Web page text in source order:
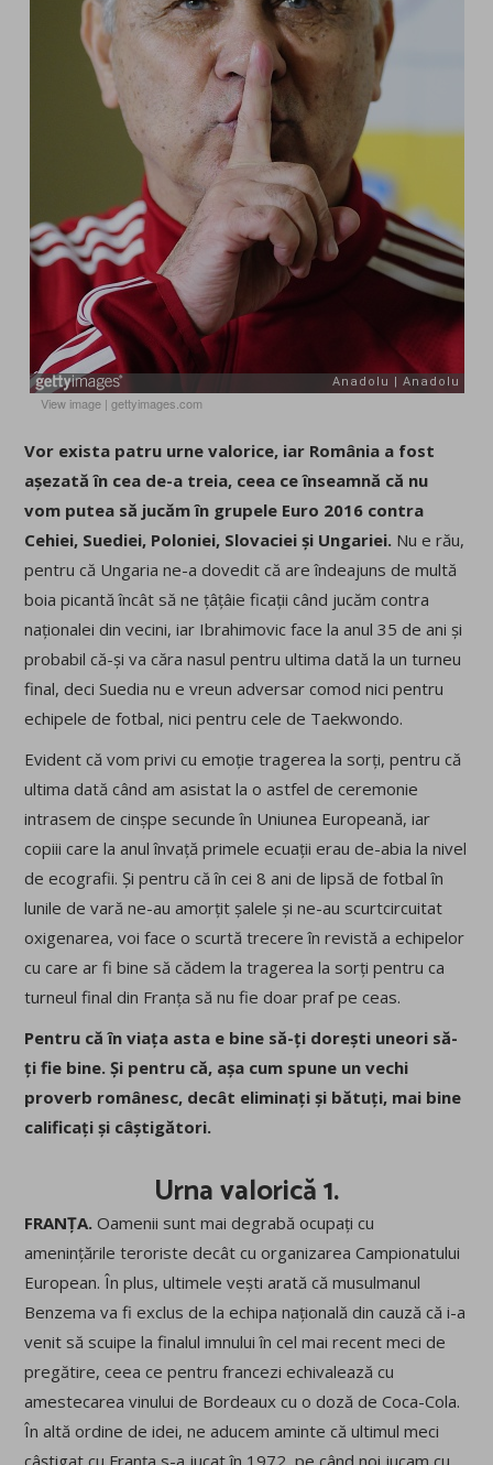
View image| gettyimages.com
Vor exista patru urne valorice, iar România a fost
așezată în cea de-a treia, ceea ce înseamnă că nu
vom putea să jucăm în grupele Euro 2016 contra
Cehiei, Suediei, Poloniei, Slovaciei și Ungariei. Nu e rău,
pentru că Ungaria ne-a dovedit că are îndeajuns de multă
boia picantă încât să ne țâțâie ficații când jucăm contra
naționalei din vecini, iar Ibrahimovic face la anul 35 de ani și
probabil că-și va căra nasul pentru ultima dată la un turneu
final, deci Suedia nu e vreun adversar comod nici pentru
echipele de fotbal, nici pentru cele de Taekwondo.
Evident că vom privi cu emoție tragerea la sorți, pentru că
ultima dată când am asistat la o astfel de ceremonie
intrasem de cinșpe secunde în Uniunea Europeană, iar
copiii care la anul învață primele ecuații erau de-abia la nivel
de ecografii. Și pentru că în cei 8 ani de lipsă de fotbal în
lunile de vară ne-au amorțit șalele și ne-au scurtcircuitat
oxigenarea, voi face o scurtă trecere în revistă a echipelor
cu care ar fi bine să cădem la tragerea la sorți pentru ca
turneul final din Franța să nu fie doar praf pe ceas.
Pentru că în viața asta e bine să-ți dorești uneori să-
ți fie bine. Și pentru că, așa cum spune un vechi
proverb românesc, decât eliminați și bătuți, mai bine
calificați și câștigători.
Urna valorică 1.
FRANȚA. Oamenii sunt mai degrabă ocupați cu
amenințările teroriste decât cu organizarea Campionatului
European. În plus, ultimele vești arată că musulmanul
Benzema va fi exclus de la echipa națională din cauză că i-a
venit să scuipe la finalul imnului în cel mai recent meci de
pregătire, ceea ce pentru francezi echivalează cu
amestecarea vinului de Bordeaux cu o doză de Coca-Cola.
În altă ordine de idei, ne aducem aminte că ultimul meci